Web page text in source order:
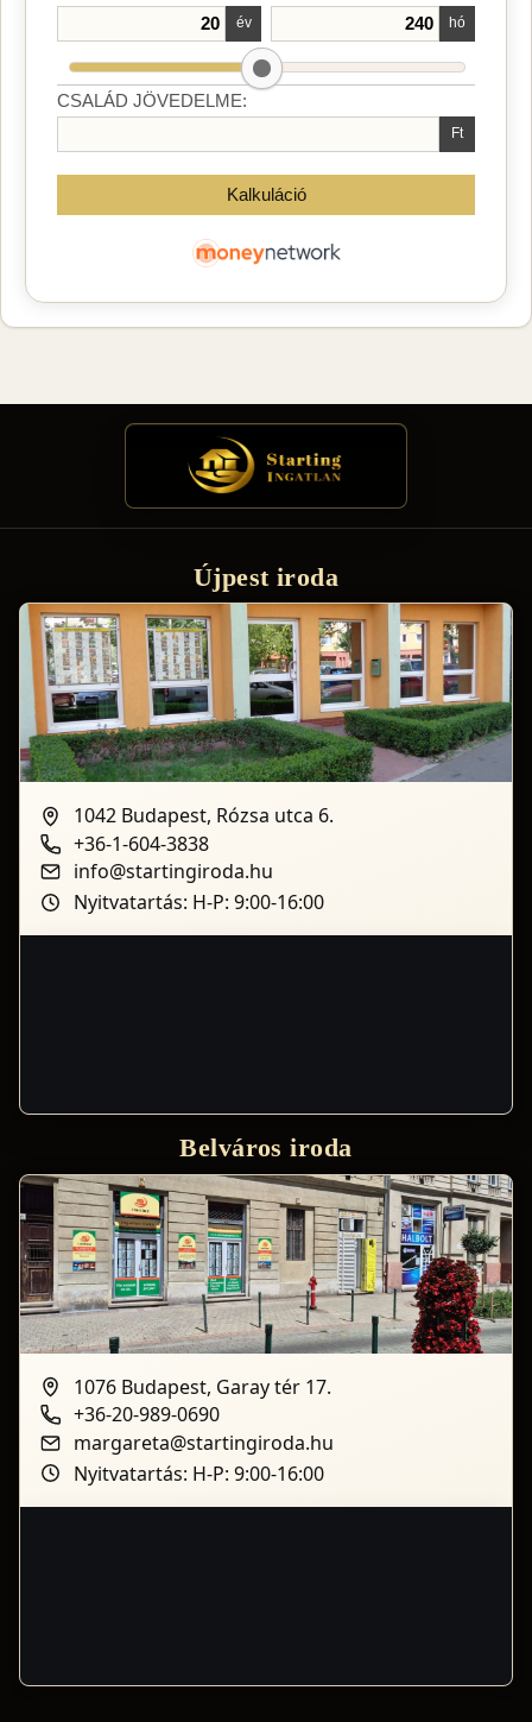
Újpest iroda
1042 Budapest, Rózsa utca 6.
+36-1-604-3838
info@startingiroda.hu
Nyitvatartás: H-P: 9:00-16:00
Belváros iroda
1076 Budapest, Garay tér 17.
+36-20-989-0690
margareta@startingiroda.hu
Nyitvatartás: H-P: 9:00-16:00